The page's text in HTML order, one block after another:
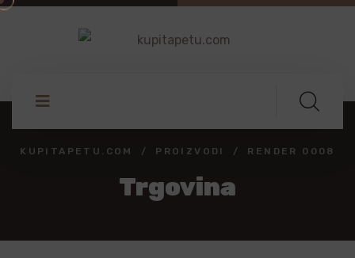
KUPITAPETU.COM PROIZVODI RENDER 0008
Trgovina